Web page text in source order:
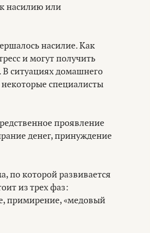
насилию или
насилие. Как
и могут получить
В ситуациях домашнего
некоторые специалисты
проявление
денег, принуждение
по которой развивается
из трех фаз:
примирение, «медовый